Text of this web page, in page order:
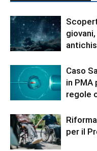
Caso
in PMA
regole
per il